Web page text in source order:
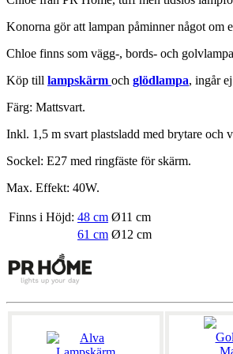
Konorna gör att lampan påminner något om
Chloe finns som vägg-, bords- och
Köp till lampskärm och glödlampa, ingår
Färg: Mattsvart.
Inkl. 1,5 m svart plastsladd med brytare och
Sockel: E27 med ringfäste för skärm.
Max. Effekt: 40W.
Finns i Höjd: 48 cm Ø11 cm
61 cm Ø12 cm